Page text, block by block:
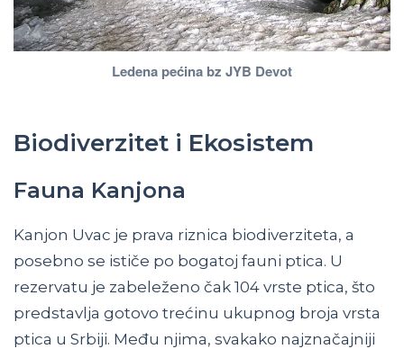
Ledena pećina bz JYB Devot
Biodiverzitet i Ekosistem
Fauna Kanjona
Kanjon Uvac je prava riznica biodiverziteta, a
posebno se ističe po bogatoj fauni ptica. U
rezervatu je zabeleženo čak 104 vrste ptica, što
predstavlja gotovo trećinu ukupnog broja vrsta
ptica u Srbiji. Među njima, svakako najznačajniji